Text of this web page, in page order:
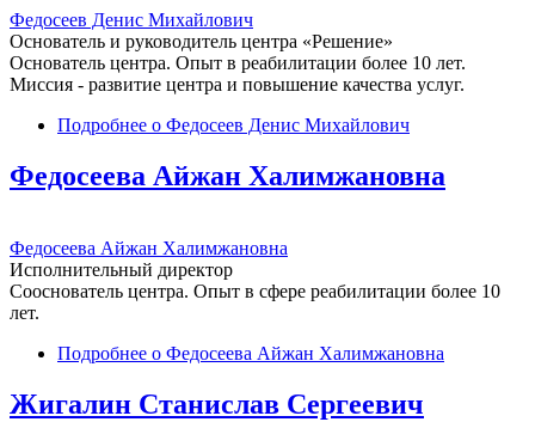
Федосеев Денис Михайлович
Основатель и руководитель центра «Решение»
Основатель центра. Опыт в реабилитации более 10 лет.
Миссия - развитие центра и повышение качества услуг.
Подробнее о Федосеев Денис Михайлович
Федосеева Айжан Халимжановна
Федосеева Айжан Халимжановна
Исполнительный директор
Сооснователь центра. Опыт в сфере реабилитации более 10
лет.
Подробнее о Федосеева Айжан Халимжановна
Жигалин Станислав Сергеевич